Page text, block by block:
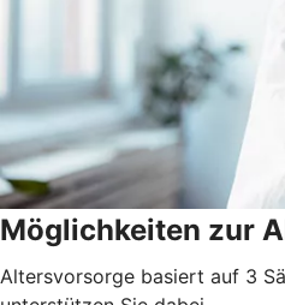
Möglichkeiten zur
Altersvorsorge basiert auf 3